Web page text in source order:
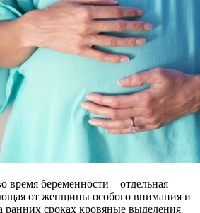
время беременности – отдельная
от женщины особого внимания и
ранних сроках кровяные выделения